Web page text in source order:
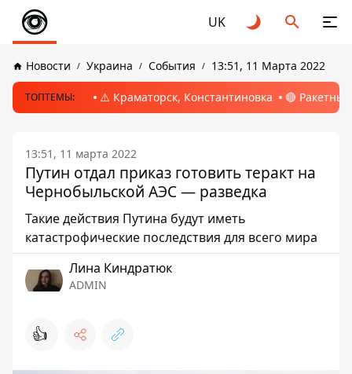
UK
Новости Украина События 13:51, 11 Марта 2022
ТОПТЕМЫ: ⚠️ Краматорск, Константиновка 🔴
13:51, 11 марта 2022
Путин отдал приказ готовить теракт на
Чернобыльской АЭС — разведка
Такие действия Путина будут иметь
катастрофические последствия для всего мира
Лина Киндратюк
ADMIN
👍